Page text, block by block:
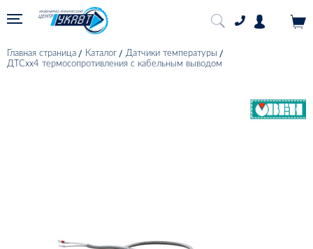
Главная страница Каталог
Датчики температуры
ДТСхх4 термосопротивления с кабельным выводом